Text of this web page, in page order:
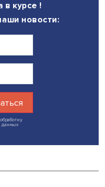
безусловно,
для бизнеса, но в
скажется на
разработки.
Высшая школа